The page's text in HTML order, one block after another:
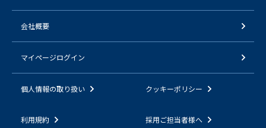
会社概要
マイページログイン
個人情報の取り扱い クッキーポリシー
利用規約 採用ご担当者様へ